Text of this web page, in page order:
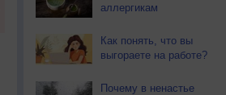
аллергикам
Как понять, что вы
выгораете на работе?
Почему в ненастье